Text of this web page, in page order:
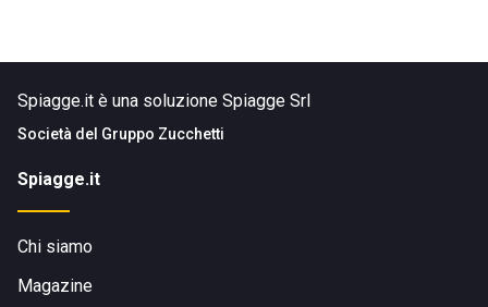
Spiagge.it è una soluzione Spiagge Srl
Società del Gruppo Zucchetti
Spiagge.it
Chi siamo
Magazine